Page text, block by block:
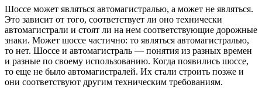
Шоссе может являться автомагистралью, а может не являться.
Это зависит от того, соответствует ли оно технически
автомагистрали и стоят ли на нем соответствующие дорожные
знаки. Может шоссе частично: то являться автомагистралью,
то нет. Шоссе и автомагистраль — понятия из разных времен
и разные по своему использованию. Когда появились шоссе,
то еще не было автомагистралей. Их стали строить позже и
они соответствуют другим техническим требованиям.